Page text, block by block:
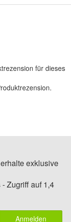
für dieses
.
exklusive
Zugriff auf 1,4
Anmelden